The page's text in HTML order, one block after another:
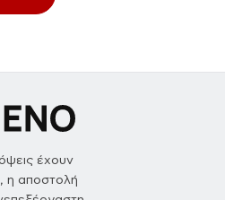
έχουν
αποστολή